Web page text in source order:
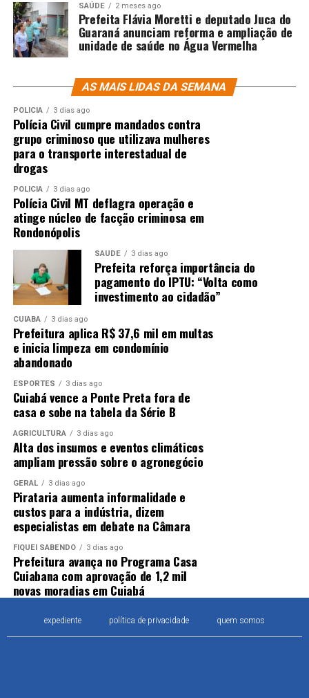
SAÚDE 2 meses ago
Prefeita Flávia Moretti e deputado Juca do
Guaraná anunciam reforma e ampliação de
unidade de saúde no Água Vermelha
AS MAIS LIDAS DA SEMANA
POLÍCIA 3 dias ago
Polícia Civil cumpre mandados contra
grupo criminoso que utilizava mulheres
para o transporte interestadual de
drogas
POLÍCIA 3 dias ago
Polícia Civil MT deflagra operação e
atinge núcleo de facção criminosa em
Rondonópolis
SAÚDE 3 dias ago
Prefeita reforça importância do
pagamento do IPTU: “Volta como
investimento ao cidadão”
CUIABÁ 3 dias ago
Prefeitura aplica R$ 37,6 mil em multas
e inicia limpeza em condomínio
abandonado
ESPORTES 3 dias ago
Cuiabá vence a Ponte Preta fora de
casa e sobe na tabela da Série B
AGRICULTURA 3 dias ago
Alta dos insumos e eventos climáticos
ampliam pressão sobre o agronegócio
GERAL 3 dias ago
Pirataria aumenta informalidade e
custos para a indústria, dizem
especialistas em debate na Câmara
FIQUEI SABENDO 3 dias ago
Prefeitura avança no Programa Casa
Cuiabana com aprovação de 1,2 mil
novas moradias em Cuiabá
expediente política de privacidade quem somos